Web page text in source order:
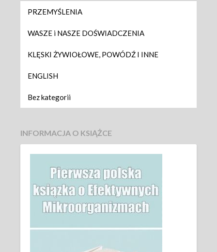
PRZEMYŚLENIA
WASZE i NASZE DOŚWIADCZENIA
KLĘSKI ŻYWIOŁOWE, POWÓDŹ I INNE
ENGLISH
Bez kategorii
INFORMACJA O KSIĄŻCE